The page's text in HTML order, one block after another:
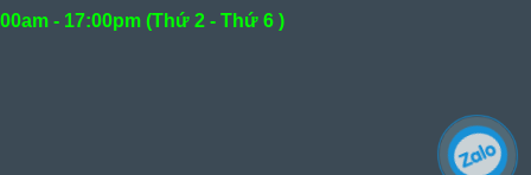
- 17:00pm (Thứ 2 - Thứ 6 )